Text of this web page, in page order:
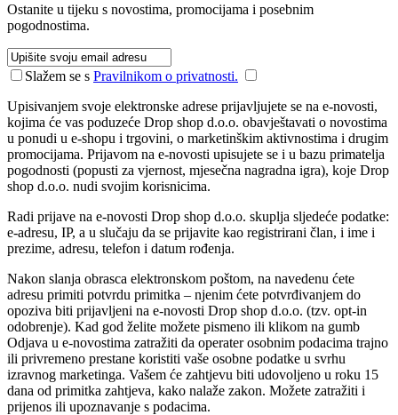
Ostanite u tijeku s novostima, promocijama i posebnim
pogodnostima.
Slažem se s Pravilnikom o privatnosti.
Upisivanjem svoje elektronske adrese prijavljujete se na e-novosti,
kojima će vas poduzeće Drop shop d.o.o. obavještavati o novostima
u ponudi u e-shopu i trgovini, o marketinškim aktivnostima i drugim
promocijama. Prijavom na e-novosti upisujete se i u bazu primatelja
pogodnosti (popusti za vjernost, mjesečna nagradna igra), koje Drop
shop d.o.o. nudi svojim korisnicima.
Radi prijave na e-novosti Drop shop d.o.o. skuplja sljedeće podatke:
e-adresu, IP, a u slučaju da se prijavite kao registrirani član, i ime i
prezime, adresu, telefon i datum rođenja.
Nakon slanja obrasca elektronskom poštom, na navedenu ćete
adresu primiti potvrdu primitka – njenim ćete potvrđivanjem do
opoziva biti prijavljeni na e-novosti Drop shop d.o.o. (tzv. opt-in
odobrenje). Kad god želite možete pismeno ili klikom na gumb
Odjava u e-novostima zatražiti da operater osobnim podacima trajno
ili privremeno prestane koristiti vaše osobne podatke u svrhu
izravnog marketinga. Vašem će zahtjevu biti udovoljeno u roku 15
dana od primitka zahtjeva, kako nalaže zakon. Možete zatražiti i
prijenos ili upoznavanje s podacima.